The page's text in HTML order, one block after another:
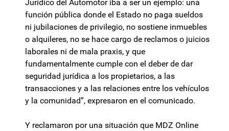
Jurídico del Automotor iba a ser un ejemplo: una
función pública donde el Estado no paga sueldos
ni jubilaciones de privilegio, no sostiene inmuebles
o alquileres, no se hace cargo de reclamos o juicios
laborales ni de mala praxis, y que
fundamentalmente cumple con el deber de dar
seguridad jurídica a los propietarios, a las
transacciones y a las relaciones entre los vehículos
y la comunidad”, expresaron en el comunicado.
Y reclamaron por una situación que MDZ Online